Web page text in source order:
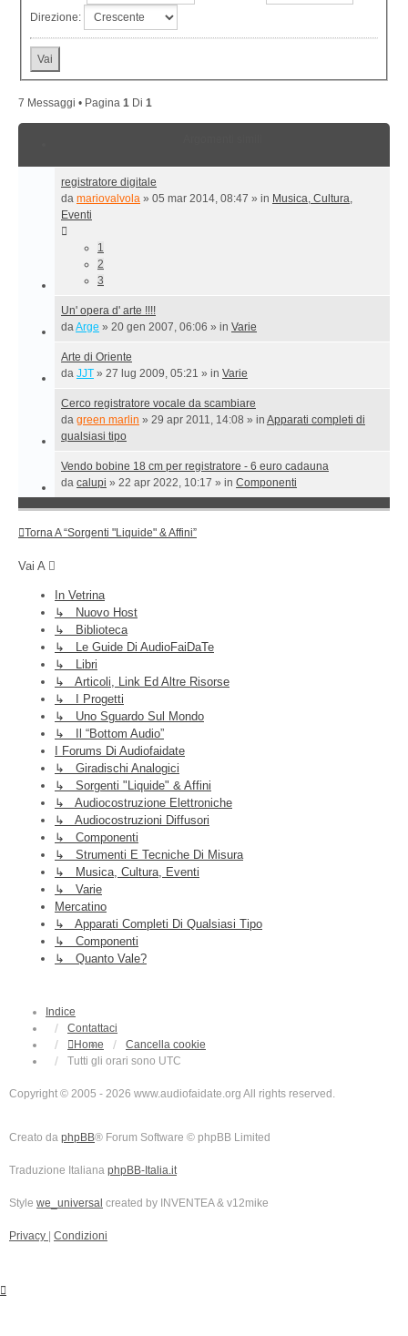
Direzione:
7 Messaggi • Pagina 1 Di 1
registratore digitale
da mariovalvola » 05 mar 2014, 08:47 » in Musica, Cultura,
Eventi
1
2
3
Un' opera d' arte !!!!
da Arge » 20 gen 2007, 06:06 » in Varie
Arte di Oriente
da JJT » 27 lug 2009, 05:21 » in Varie
Cerco registratore vocale da scambiare
da green marlin » 29 apr 2011, 14:08 » in Apparati completi di
qualsiasi tipo
Vendo bobine 18 cm per registratore - 6 euro cadauna
da calupi » 22 apr 2022, 10:17 » in Componenti
Torna A “Sorgenti "liquide" & Affini”
Vai A
In Vetrina
↳ Nuovo Host
↳ Biblioteca
↳ Le Guide Di AudioFaiDaTe
↳ Libri
↳ Articoli, Link Ed Altre Risorse
↳ I Progetti
↳ Uno Sguardo Sul Mondo
↳ Il “Bottom Audio”
I Forums Di Audiofaidate
↳ Giradischi Analogici
↳ Sorgenti "liquide" & Affini
↳ Audiocostruzione Elettroniche
↳ Audiocostruzioni Diffusori
↳ Componenti
↳ Strumenti E Tecniche Di Misura
↳ Musica, Cultura, Eventi
↳ Varie
Mercatino
↳ Apparati Completi Di Qualsiasi Tipo
↳ Componenti
↳ Quanto Vale?
Indice
Contattaci
Home
Cancella cookie
Tutti gli orari sono UTC
Copyright © 2005 - 2026 www.audiofaidate.org All rights reserved.
Creato da phpBB® Forum Software © phpBB Limited
Traduzione Italiana phpBB-Italia.it
Style we_universal created by INVENTEA & v12mike
Privacy | Condizioni